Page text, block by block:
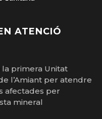
ATENCIÓ
primera Unitat
l’Amiant per atendre
afectades per
mineral